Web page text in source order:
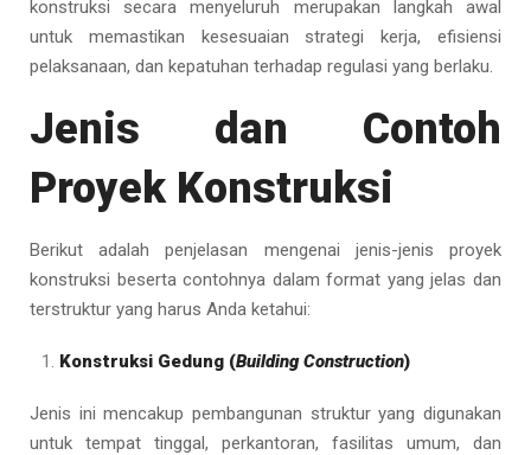
konstruksi secara menyeluruh merupakan langkah awal
untuk memastikan kesesuaian strategi kerja, efisiensi
pelaksanaan, dan kepatuhan terhadap regulasi yang berlaku.
Jenis dan Contoh
Proyek Konstruksi
Berikut adalah penjelasan mengenai jenis-jenis proyek
konstruksi beserta contohnya dalam format yang jelas dan
terstruktur yang harus Anda ketahui:
Konstruksi Gedung (Building Construction)
Jenis ini mencakup pembangunan struktur yang digunakan
untuk tempat tinggal, perkantoran, fasilitas umum, dan